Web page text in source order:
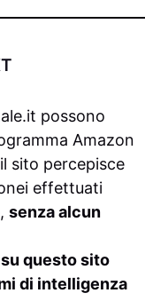
possono
Amazon
sito percepisce
effettuati
senza alcun
questo sito
di intelligenza